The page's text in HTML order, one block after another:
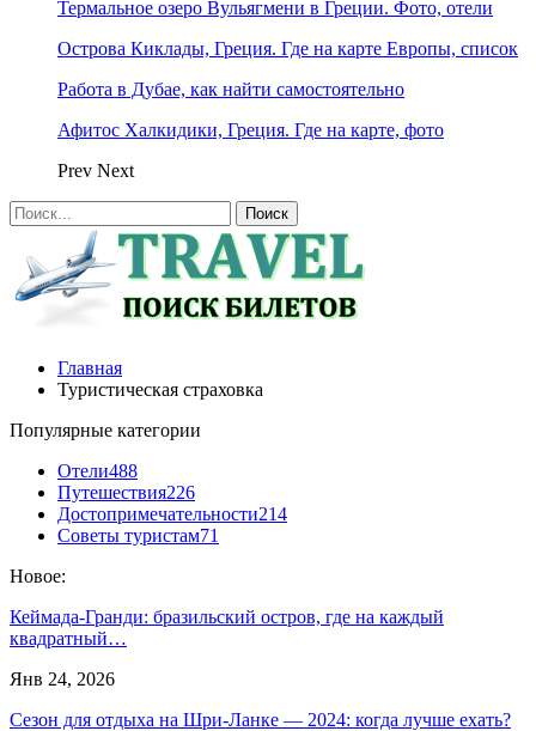
Термальное озеро Вульягмени в Греции. Фото, отели
Острова Киклады, Греция. Где на карте Европы, список
Работа в Дубае, как найти самостоятельно
Афитос Халкидики, Греция. Где на карте, фото
Prev Next
Главная
Туристическая страховка
Популярные категории
Отели488
Путешествия226
Достопримечательности214
Советы туристам71
Новое:
Кеймада-Гранди: бразильский остров, где на каждый
квадратный…
Янв 24, 2026
Сезон для отдыха на Шри-Ланке — 2024: когда лучше ехать?